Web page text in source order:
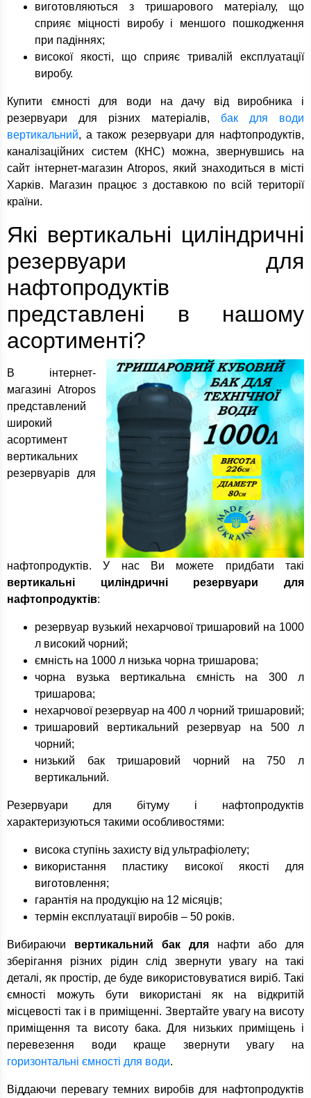
виготовляються з тришарового матеріалу, що
сприяє міцності виробу і меншого пошкодження
при падіннях;
високої якості, що сприяє тривалій експлуатації
виробу.
Купити ємності для води на дачу від виробника і
резервуари для різних матеріалів, бак для води
вертикальний, а також резервуари для нафтопродуктів,
каналізаційних систем (КНС) можна, звернувшись на
сайт інтернет-магазин Atropos, який знаходиться в місті
Харків. Магазин працює з доставкою по всій території
країни.
Які вертикальні циліндричні
резервуари для
нафтопродуктів
представлені в нашому
асортименті?
В інтернет-
магазині Atropos
представлений
широкий
асортимент
вертикальних
резервуарів для
нафтопродуктів. У нас Ви можете придбати такі
вертикальні циліндричні резервуари для
нафтопродуктів:
резервуар вузький нехарчової тришаровий на 1000
л високий чорний;
ємність на 1000 л низька чорна тришарова;
чорна вузька вертикальна ємність на 300 л
тришарова;
нехарчової резервуар на 400 л чорний тришаровий;
тришаровий вертикальний резервуар на 500 л
чорний;
низький бак тришаровий чорний на 750 л
вертикальний.
Резервуари для бітуму і нафтопродуктів
характеризуються такими особливостями:
висока ступінь захисту від ультрафіолету;
використання пластику високої якості для
виготовлення;
гарантія на продукцію на 12 місяців;
термін експлуатації виробів – 50 років.
Вибираючи вертикальний бак для нафти або для
зберігання різних рідин слід звернути увагу на такі
деталі, як простір, де буде використовуватися виріб. Такі
ємності можуть бути використані як на відкритій
місцевості так і в приміщенні. Звертайте увагу на висоту
приміщення та висоту бака. Для низьких приміщень і
перевезення води краще звернути увагу на
горизонтальні ємності для води.
Віддаючи перевагу темних виробів для нафтопродуктів